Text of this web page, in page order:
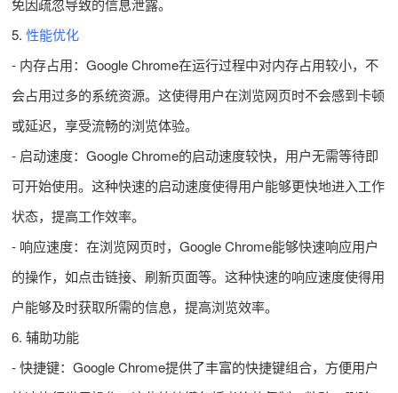
免因疏忽导致的信息泄露。
5. 性能优化
- 内存占用：Google Chrome在运行过程中对内存占用较小，不
会占用过多的系统资源。这使得用户在浏览网页时不会感到卡顿
或延迟，享受流畅的浏览体验。
- 启动速度：Google Chrome的启动速度较快，用户无需等待即
可开始使用。这种快速的启动速度使得用户能够更快地进入工作
状态，提高工作效率。
- 响应速度：在浏览网页时，Google Chrome能够快速响应用户
的操作，如点击链接、刷新页面等。这种快速的响应速度使得用
户能够及时获取所需的信息，提高浏览效率。
6. 辅助功能
- 快捷键：Google Chrome提供了丰富的快捷键组合，方便用户